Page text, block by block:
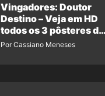
Vingadores: Doutor
Destino – Veja em HD
todos os 3 pôsteres de
‘Doomsday’ + 1 imagem
Por Cassiano Meneses